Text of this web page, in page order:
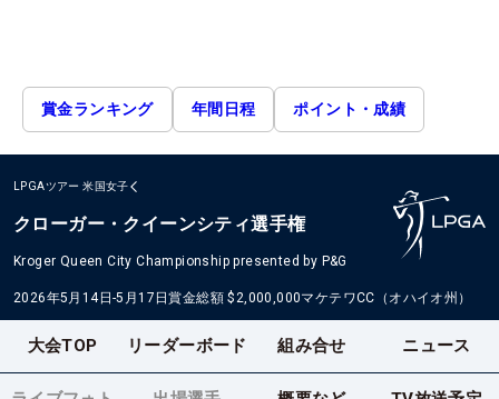
賞金ランキング 年間日程 ポイント・成績
LPGAツアー 米国女子
クローガー・クイーンシティ選手権
Kroger Queen City Championship presented by P&G
2026年5月14日-5月17日賞金総額 $2,000,000マケテワCC（オハイオ州）
大会TOP リーダーボード 組み合せ ニュース